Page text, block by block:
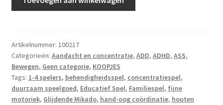
Artikelnummer: 100217
Categorieën: Aandacht en concentratie, ADD, ADHD, ASS,
Bewegen, Geen categorie, KOOPJES
Tags: 1-4 spelers, behendigheidsspel, concentratiespel,
duurzaam speelgoed, Educatief Spel, Familiespel, fijne
motoriek, Glijdende Mikado, hand-oog coördinatie, houten